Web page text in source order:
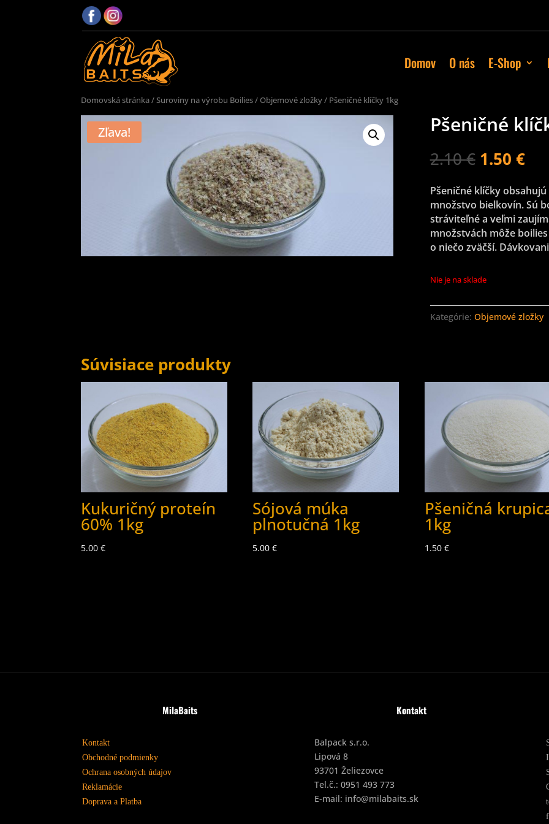
Domov O nás E-Shop
Domovská stránka/Suroviny na výrobu Boilies/ Objemové zložky/ Pšeničné klíčky 1kg
Zľava! Pšeničné
2.10€ 1.50 €
Pšeničné klíčky
množstvo bielkovín. Sú
stráviteľné a veľmi
množstvách môže
o niečo zväčší.
Nie je na sklade
Kategórie: Objemové zložky
Súvisiace produkty
Kukuričný proteín
60% 1kg
5.00 €
Sójová múka
plnotučná 1kg
5.00€
Pšeničná
1kg
1.50 €
MilaBaits
Kontakt
Obchodné podmienky
Ochrana osobných údajov
Reklamácie
Doprava a Platba
Kontakt
Balpack s.r.o.
Lipová 8
93701 Želiezovce
Tel.č.: 0951 493 773
E-mail: info@milabaits.sk